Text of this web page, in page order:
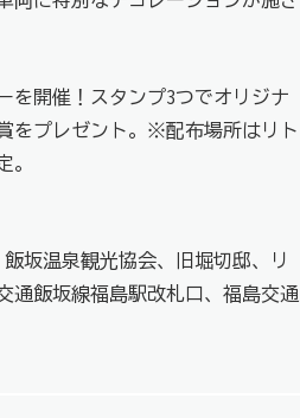
を開催！スタンプ3つでオリジナ
をプレゼント。※配布場所はリト
。
坂温泉観光協会、旧堀切邸、リ
通飯坂線福島駅改札口、福島交通